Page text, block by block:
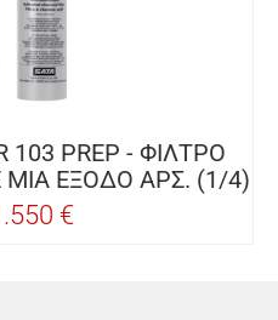
103 PREP - ΦΙΛΤΡΟ
ΕΞΟΔΟ ΑΡΣ. (1/4)
€